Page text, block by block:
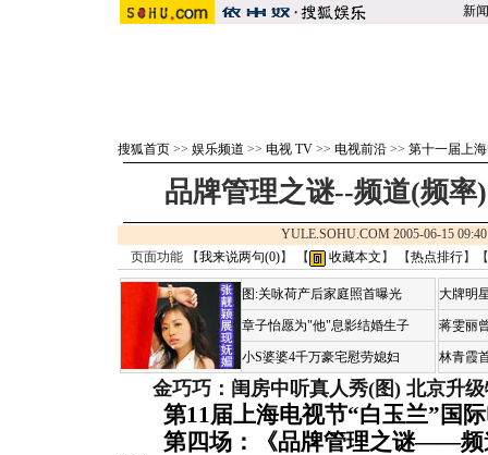
新闻
搜狐首页 >> 娱乐频道 >> 电视 TV >> 电视前沿 >> 第十一届上
品牌管理之谜--频道(频
YULE.SOHU.COM 2005-06-15
页面功能 【我来说两句(0)】 【 收藏本文 】 【热点排行】【
图:关咏荷产后家庭照首曝光
章子怡愿为"他"息影结婚生子
小S婆婆4千万豪宅慰劳媳妇
大牌明
蒋雯丽
林青霞
金巧巧：闺房中听真人秀(图) 北京升
第11届上海电视节“白玉兰”国
第四场：《品牌管理之谜——频